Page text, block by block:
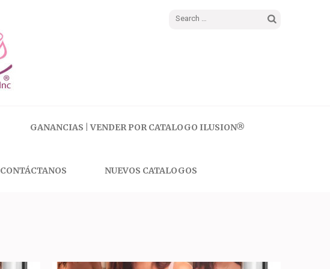
Search
GANANCIAS | VENDER POR CATALOGO ILUSION®
CONTÁCTANOS NUEVOS CATALOGOS